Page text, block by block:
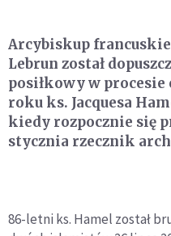
Arcybiskup
Lebrun został
posiłkowy w procesie
roku ks. Jacquesa
kiedy rozpocznie się
stycznia rzecznik
86-letni ks. Hamel został